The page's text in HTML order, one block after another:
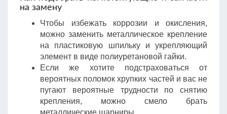
на замену
Чтобы избежать коррозии и окисления,
можно заменить металлическое крепление
на пластиковую шпильку и укрепляющий
элемент в виде полиуретановой гайки.
Если же хотите подстраховаться от
вероятных поломок хрупких частей и вас не
пугают вероятные трудности по снятию
крепления, можно смело брать
металлические шарниры.